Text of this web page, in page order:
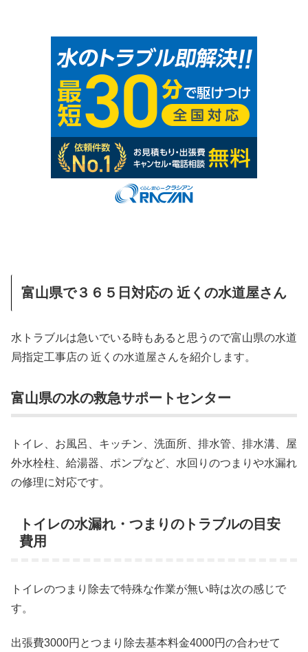
富山県で３６５日対応の 近くの水道屋さん
水トラブルは急いでいる時もあると思うので富山県の水道
局指定工事店の 近くの水道屋さんを紹介します。
富山県の水の救急サポートセンター
トイレ、お風呂、キッチン、洗面所、排水管、排水溝、屋
外水栓柱、給湯器、ポンプなど、水回りのつまりや水漏れ
の修理に対応です。
トイレの水漏れ・つまりのトラブルの目安
費用
トイレのつまり除去で特殊な作業が無い時は次の感じで
す。
出張費3000円とつまり除去基本料金4000円の合わせて